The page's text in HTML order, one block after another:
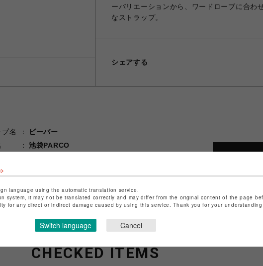
ーバリエーションから、ワードローブに合わ
なストラップ。
シェアする
プ名
ビーバー
池袋PARCO
プお問い合わせはこちら
CHECKED ITEMS
language using the automatic translation service.
system, it may not be translated correctly and may differ from the original content of the page
for any direct or indirect damage caused by using this service. Thank you for your
Switch language Cancel